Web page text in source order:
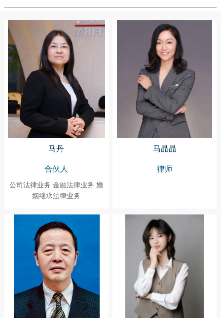
马丹
合伙人
公司法律业务 金融法律业务 婚
姻继承法律业务
马晶晶
律师